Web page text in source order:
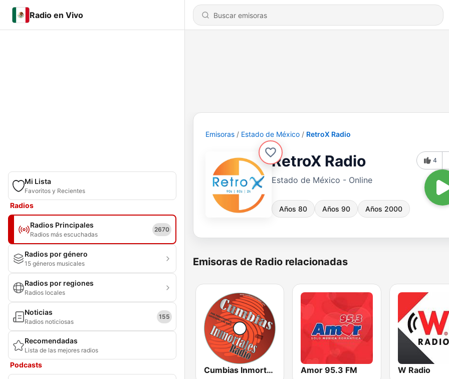
Radio en Vivo
Mi Lista
Favoritos y Recientes
Radios
Radios Principales
Radios más escuchadas
2670
Radios por género
15 géneros musicales
Radios por regiones
Radios locales
Noticias
Radios noticiosas
155
Recomendadas
Lista de las mejores radios
Podcasts
Emisoras Estado de México RetroX Radio
RetroX Radio
Estado de México - Online
Años 80 Años 90 Años 2000
4
Emisoras de Radio relacionadas
Cumbias Inmortales Radio Amor 95.3 FM W Radio